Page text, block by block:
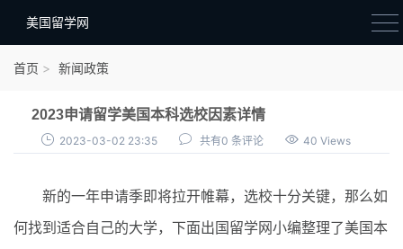
美国留学网
院校选择
材料准备
首页 新闻政策
2023申请留学美国本科选校因素详情
2023-03-02 23:35 共有0 条评论 40 Views
新的一年申请季即将拉开帷幕，选校十分关键，那么如
何找到适合自己的大学，下面出国留学网小编整理了美国本